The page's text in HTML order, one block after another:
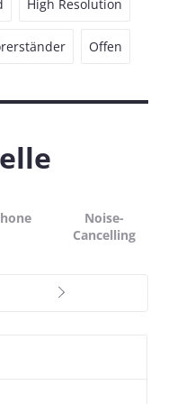
High Resolution
Offen
Noise-
Cancelling